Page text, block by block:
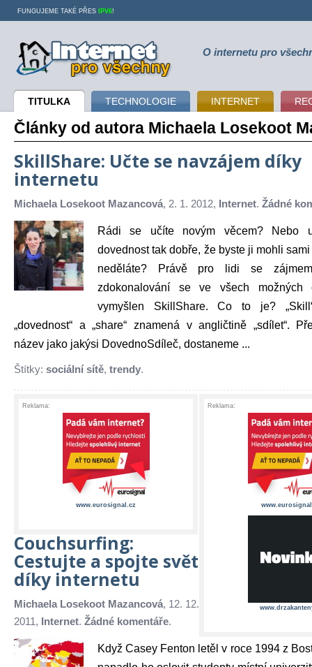
Internet pro všechny O internetu pro
TITULKA TECHNOLOGIE INTERNET
FUNGUJEME TAKÉ PŘES IPV6!
Články od autora Michaela Losekoot
SkillShare: Učte se navzájem díky
internetu
Michaela Losekoot Mazancová, 2. 1. 2012, Internet. Žádné
Rádi se učíte novým věcem? Nebo
dovednost tak dobře, že byste ji mohli
neděláte? Právě pro lidi se
zdokonalování se ve všech možných
vymyšlen SkillShare. Co to je?
„dovednost“ a „share“ znamená v angličtině „sdílet“.
název jako jakýsi DovednoSdíleč, dostaneme ...
Štítky: sociální sítě, trendy.
Reklama:
www.eurosignal.cz
Reklama:
Couchsurfing:
Cestujte a spojte svět
díky internetu
Michaela Losekoot Mazancová, 12. 12.
2011,
Internet. Žádné komentáře.
Když Casey Fenton letěl v roce 1994 z